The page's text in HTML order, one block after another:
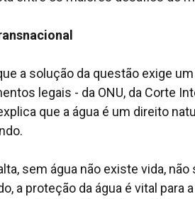
a solução da questão exige
legais - da ONU, da Corte
que a água é um direito
sem água não existe vida,
a proteção da água é vital para